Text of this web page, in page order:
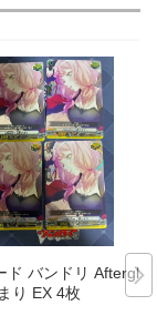
ド バンドリ Afterglo
り EX 4枚